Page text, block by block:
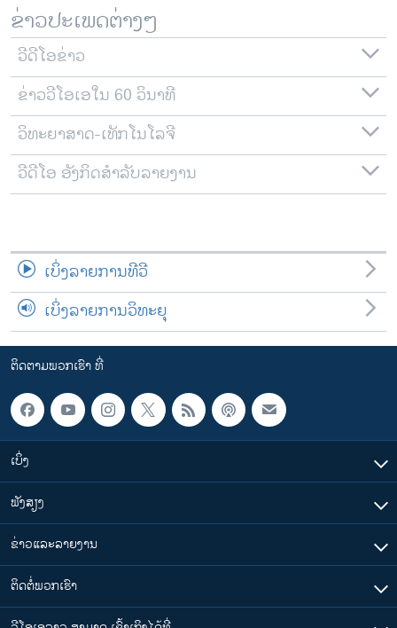
ລາຍການກະຈາຍສຽງ
ລາຍງານ
ຕິດຕາມພວກເຮົາ ທີ່
ພາສາຕ່າງໆ
ຂ່າວປະເພດຕ່າງໆ
ວີດີໂອຂ່າວ
ຂ່າວວີໂອເອໃນ 60 ວິນາທີ
ວິທະຍາສາດ-ເທັກໂນໂລຈີ
ວີດີໂອ ອັງກິດສຳລັບລາຍງານ
ເບິ່ງລາຍການທີວີ
ເບິ່ງລາຍການວິທະຍຸ
ຕິດຕາມພວກເຮົາ ທີ່
ເບິ່ງ
ຟັງສຽງ
ຂ່າວແລະລາຍງານ
ຕິດຕໍ່ພວກເຮົາ